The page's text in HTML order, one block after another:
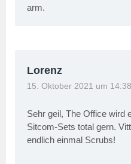
arm.
Lorenz
15. Oktober 2021 um 14:38
Sehr geil, The Office wird
Sitcom-Sets total gern.
endlich einmal Scrubs!